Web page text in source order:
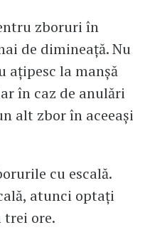
zboruri în
de dimineață. Nu
ațipesc la manșă
în caz de anulări
alt zbor în aceeași
cu escală.
atunci optați
ore.